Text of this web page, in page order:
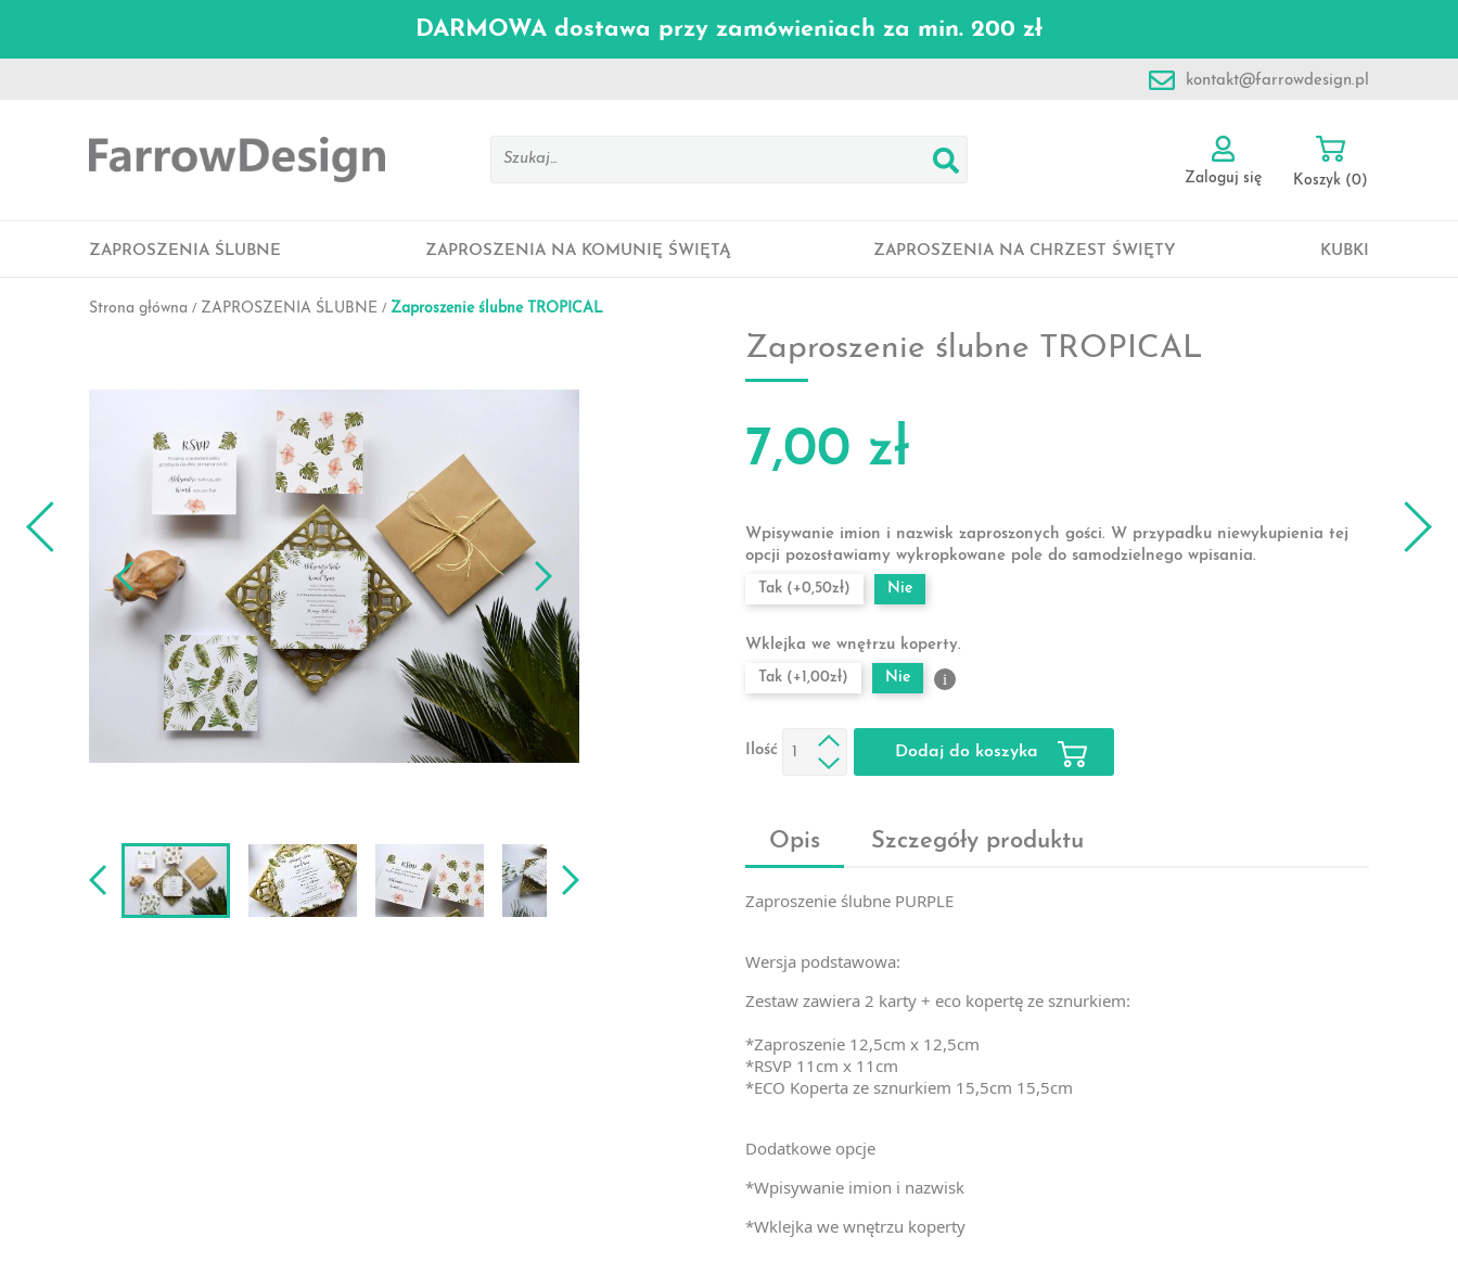
DARMOWA dostawa przy zamówieniach za min. 200 zł
kontakt@farrowdesign.pl
Zaloguj się Koszyk (0)
ZAPROSZENIA ŚLUBNE ZAPROSZENIA NA KOMUNIĘ ŚWIĘTĄ ZAPROSZENIA NA CHRZEST ŚWIĘTY KUBKI
Strona główna ZAPROSZENIA ŚLUBNE Zaproszenie ślubne TROPICAL
Zaproszenie ślubne TROPICAL
7,00 zł
Wpisywanie imion i nazwisk zaproszonych gości. W przypadku niewykupienia tej
opcji pozostawiamy wykropkowane pole do samodzielnego wpisania.
Tak (+0,50zł)
Nie
Wklejka we wnętrzu koperty.
Tak (+1,00zł)
Nie i
Ilość Dodaj do koszyka
Opis Szczegóły produktu
Zaproszenie ślubne PURPLE
Wersja podstawowa:
Zestaw zawiera 2 karty + eco kopertę ze sznurkiem:
*Zaproszenie 12,5cm x 12,5cm
*RSVP 11cm x 11cm
*ECO Koperta ze sznurkiem 15,5cm 15,5cm
Dodatkowe opcje
*Wpisywanie imion i nazwisk
*Wklejka we wnętrzu koperty